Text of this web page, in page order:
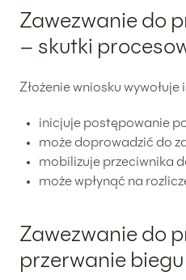
Zawezwanie do
– skutki
Złożenie wniosku
inicjuje postępowanie
może doprowadzić do
mobilizuje przeciwnika
może wpłynąć na
Zawezwanie do
przerwanie